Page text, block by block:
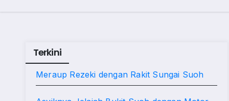
Terkini
Meraup Rezeki dengan Rakit Sungai Suoh